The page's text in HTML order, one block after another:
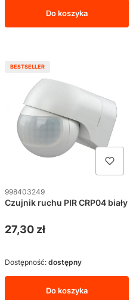
Do koszyka
BESTSELLER
Kod produktu
998403249
Czujnik ruchu PIR CRP04 biały
Cena
27,30 zł
Do koszyka
Dostępność: dostępny